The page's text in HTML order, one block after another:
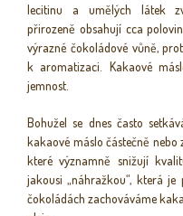
lecitinu a umělých látek
přirozeně obsahují cca
výrazné čokoládové vůně,
k aromatizaci. Kakaové
jemnost.
Bohužel se dnes často
kakaové máslo částečně
které významně snižují
jakousi „náhražkou“, která
čokoládách zachováváme